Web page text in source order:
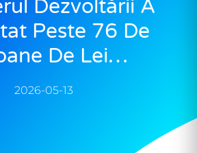
Dezvoltării A
Peste 76 De
De Lei…
2026-05-13